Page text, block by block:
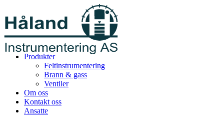
Produkter
Feltinstrumentering
Brann & gass
Ventiler
Om oss
Kontakt oss
Ansatte